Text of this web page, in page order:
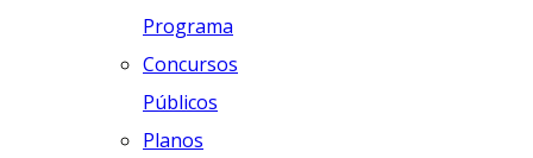
Programa
Concursos
Públicos
Planos